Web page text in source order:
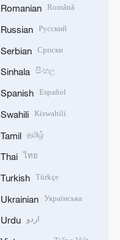
Romanian Română
Russian Русский
Serbian Српски
Sinhala සිංහල
Spanish Español
Swahili Kiswahili
Tamil தமிழ்
Thai ไทย
Turkish Türkçe
Ukrainian Українська
Urdu اردو